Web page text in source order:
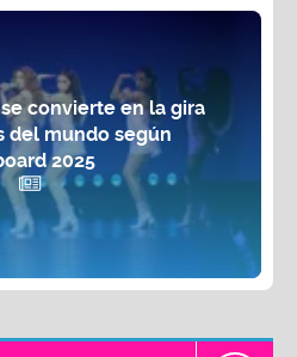
convierte en la gira
del mundo según
2025